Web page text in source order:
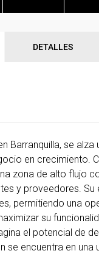
DETALLES
Barranquilla, se
en crecimiento.
zona de alto flujo
y proveedores.
permitiendo una
su
el potencial de
se encuentra en